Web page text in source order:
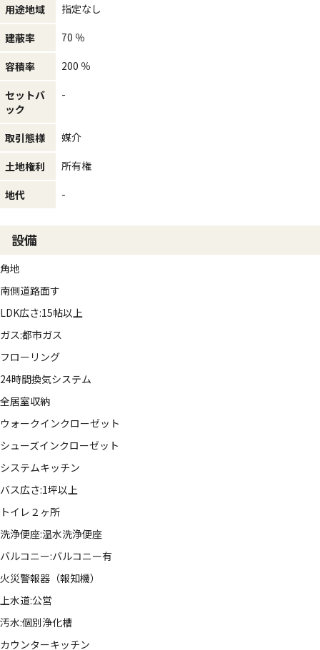
用途地域 指定なし
建蔽率 70 ％
容積率 200 ％
セットバ
ック
-
取引態様 媒介
土地権利 所有権
地代 -
設備
角地
南側道路面す
LDK広さ:15帖以上
ガス:都市ガス
フローリング
24時間換気システム
全居室収納
ウォークインクローゼット
シューズインクローゼット
システムキッチン
バス広さ:1坪以上
トイレ２ヶ所
洗浄便座:温水洗浄便座
バルコニー:バルコニー有
火災警報器（報知機）
上水道:公営
汚水:個別浄化槽
カウンターキッチン